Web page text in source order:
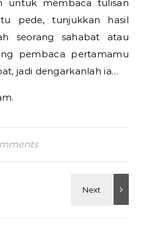
untuk membaca tulisan
pede, tunjukkan hasil
seorang sahabat atau
pembaca pertamamu
jadi dengarkanlah ia…